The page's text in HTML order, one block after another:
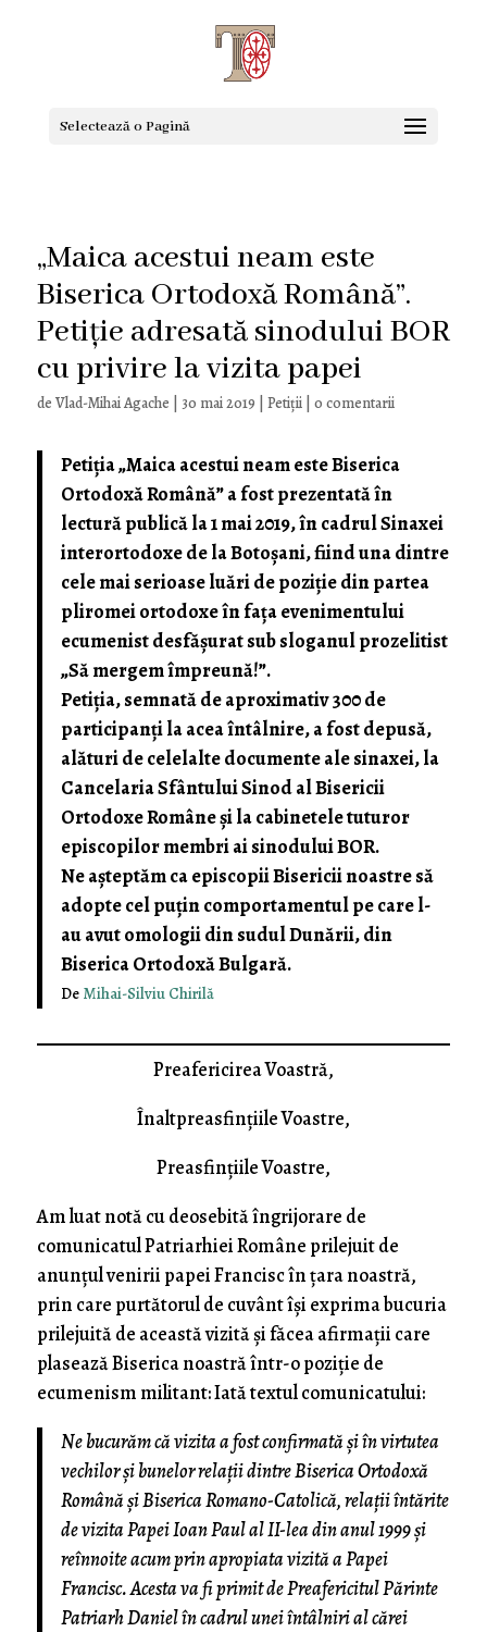
Selectează o Pagină
„Maica acestui neam este
Biserica Ortodoxă Română”.
Petiție adresată sinodului BOR
cu privire la vizita papei
de Vlad-Mihai Agache 30 mai 2019 Petiții| 0 comentarii
Petiția „Maica acestui neam este Biserica
Ortodoxă Română” a fost prezentată în
lectură publică la 1 mai 2019, în cadrul Sinaxei
interortodoxe de la Botoșani, fiind una dintre
cele mai serioase luări de poziție din partea
pliromei ortodoxe în fața evenimentului
ecumenist desfășurat sub sloganul prozelitist
„Să mergem împreună!”.
Petiția, semnată de aproximativ 300 de
participanți la acea întâlnire, a fost depusă,
alături de celelalte documente ale sinaxei, la
Cancelaria Sfântului Sinod al Bisericii
Ortodoxe Române și la cabinetele tuturor
episcopilor membri ai sinodului BOR.
Ne așteptăm ca episcopii Bisericii noastre să
adopte cel puțin comportamentul pe care l-
au avut omologii din sudul Dunării, din
Biserica Ortodoxă Bulgară.
De Mihai-Silviu Chirilă
Preafericirea Voastră,
Înaltpreasfințiile Voastre,
Preasfințiile Voastre,
Am luat notă cu deosebită îngrijorare de
comunicatul Patriarhiei Române prilejuit de
anunțul venirii papei Francisc în țara noastră,
prin care purtătorul de cuvânt își exprima bucuria
prilejuită de această vizită și făcea afirmații care
plasează Biserica noastră într-o poziție de
ecumenism militant: Iată textul comunicatului:
Ne bucurăm că vizita a fost confirmată şi în virtutea
vechilor şi bunelor relaţii dintre Biserica Ortodoxă
Română şi Biserica Romano-Catolică, relaţii întărite
de vizita Papei Ioan Paul al II-lea din anul 1999 şi
reînnoite acum prin apropiata vizită a Papei
Francisc. Acesta va fi primit de Preafericitul Părinte
Patriarh Daniel în cadrul unei întâlniri al cărei